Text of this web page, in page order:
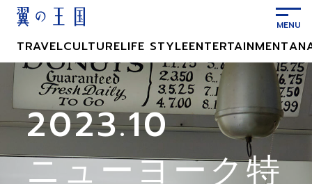
ツ
ス
TRAVELCULTURELIFE STYLEENTERTAINMENT
2023.10
ニューヨーク特